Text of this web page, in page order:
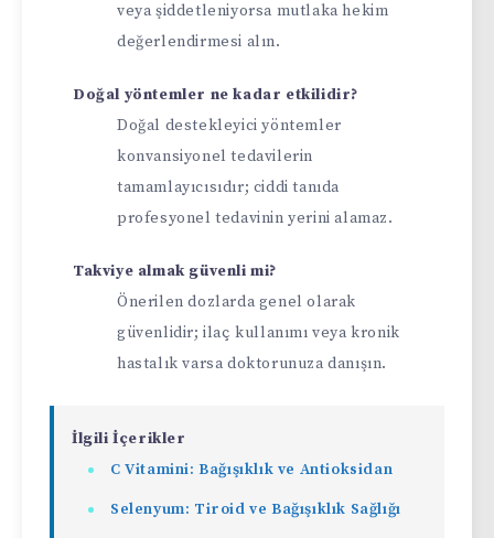
veya şiddetleniyorsa mutlaka hekim
değerlendirmesi alın.
Doğal yöntemler ne kadar etkilidir?
Doğal destekleyici yöntemler
konvansiyonel tedavilerin
tamamlayıcısıdır; ciddi tanıda
profesyonel tedavinin yerini alamaz.
Takviye almak güvenli mi?
Önerilen dozlarda genel olarak
güvenlidir; ilaç kullanımı veya kronik
hastalık varsa doktorunuza danışın.
İlgili İçerikler
C Vitamini: Bağışıklık ve Antioksidan
Selenyum: Tiroid ve Bağışıklık Sağlığı